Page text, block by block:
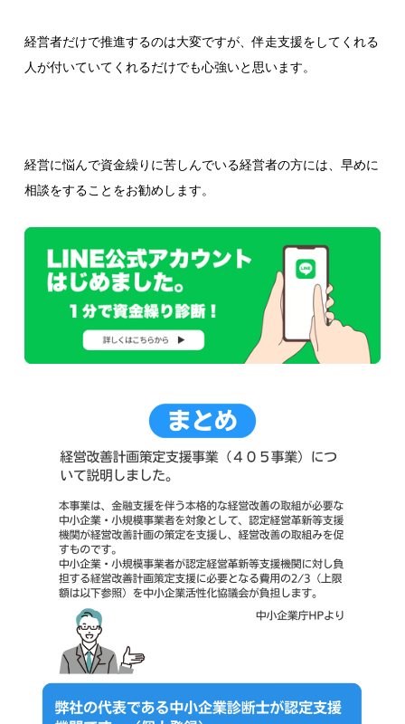
経営者だけで推進するのは大変ですが、伴走支援をしてくれる
人が付いていてくれるだけでも心強いと思います。
経営に悩んで資金繰りに苦しんでいる経営者の方には、早めに
相談をすることをお勧めします。